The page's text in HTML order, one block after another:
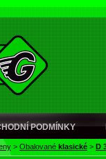
PODMÍNKY
> Obalované klasické > D